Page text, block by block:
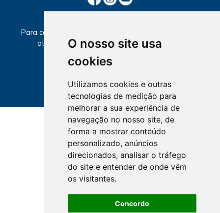
O nosso site usa
cookies
Utilizamos cookies e outras
tecnologias de medição para
melhorar a sua experiência de
navegação no nosso site, de
forma a mostrar conteúdo
personalizado, anúncios
direcionados, analisar o tráfego
do site e entender de onde vêm
os visitantes.
Concordo
Para consultar informações sobre local e horários de
atendimento, selecione a Seccional abaixo.